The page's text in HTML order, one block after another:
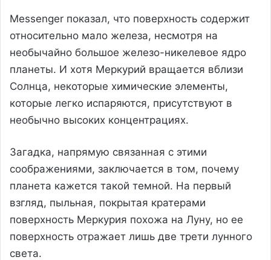
Messenger показал, что поверхность содержит
относительно мало железа, несмотря на
необычайно большое железо-никелевое ядро
планеты. И хотя Меркурий вращается вблизи
Солнца, некоторые химические элементы,
которые легко испаряются, присутствуют в
необычно высоких концентрациях.
Загадка, напрямую связанная с этими
соображениями, заключается в том, почему
планета кажется такой темной. На первый
взгляд, пыльная, покрытая кратерами
поверхность Меркурия похожа на Луну, но ее
поверхность отражает лишь две трети лунного
света.